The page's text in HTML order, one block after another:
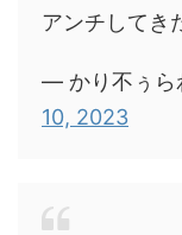
アンチしてき
— かり不ぅら
10, 2023